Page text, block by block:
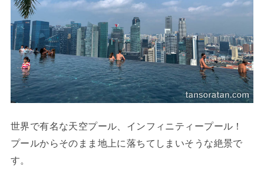
世界で有名な天空プール、インフィニティープール！
プールからそのまま地上に落ちてしまいそうな絶景で
す。